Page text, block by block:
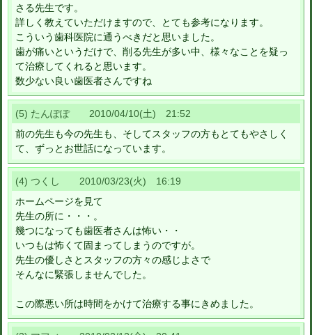
さる先生です。
詳しく教えていただけますので、とても参考になります。
こういう歯科医院に通うべきだと思いました。
歯が痛いというだけで、削る先生が多い中、様々なことを疑っ
て治療してくれると思います。
数少ない良い歯医者さんですね
(5) たんぽぽ 2010/04/10(土) 21:52
前の先生も今の先生も、そしてスタッフの方もとてもやさしく
て、ずっとお世話になっています。
(4) つくし 2010/03/23(火) 16:19
ホームページを見て
先生の所に・・・。
幾つになっても歯医者さんは怖い・・
いつもは怖くて固まってしまうのですが。
先生の優しさとスタッフの方々の感じよさで
そんなに緊張しませんでした。
この際悪い所は時間をかけて治療する事にきめました。